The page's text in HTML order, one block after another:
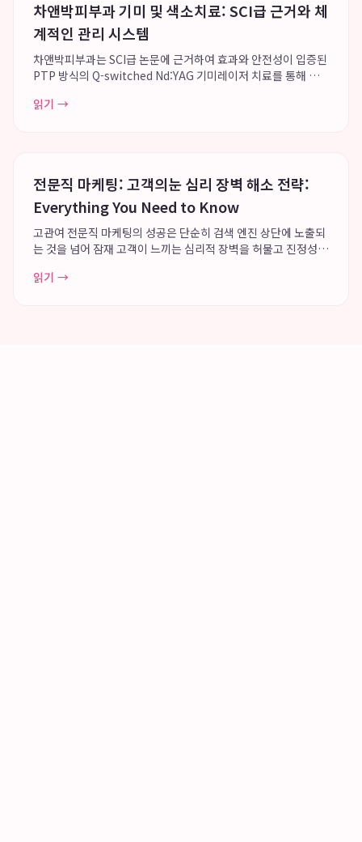
차앤박피부과 기미 및 색소치료: SCI급 근거와 체
계적인 관리 시스템
차앤박피부과는 SCI급 논문에 근거하여 효과와 안전성이 입증된
PTP 방식의 Q-switched Nd:YAG 기미레이저 치료를 통해 기
네트워크 시스템과 방대한 임상 케이스를 바탕으로 개인별 맞춤
읽기 →
전문직 마케팅: 고객의눈 심리 장벽 해소 전략:
Everything You Need to Know
고관여 전문직 마케팅의 성공은 단순히 검색 엔진 상단에 노출되
는 것을 넘어 잠재 고객이 느끼는 심리적 장벽을 허물고 진정성
해결 과정에 깊이 공감하는 전략을 통해 변호사 브랜딩 및 의사
읽기 →